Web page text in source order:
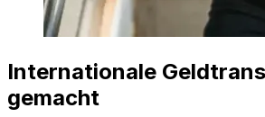
Internationale
gemacht